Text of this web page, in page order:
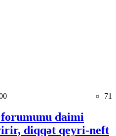
71
forumunu daimi
diqqət qeyri-neft